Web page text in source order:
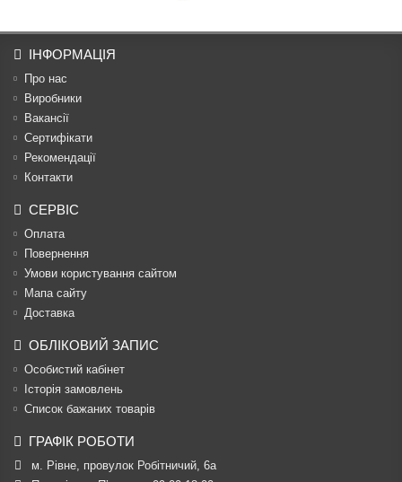
ІНФОРМАЦІЯ
Про нас
Виробники
Вакансії
Сертифікати
Рекомендації
Контакти
СЕРВІС
Оплата
Повернення
Умови користування сайтом
Мапа сайту
Доставка
ОБЛІКОВИЙ ЗАПИС
Особистий кабінет
Історія замовлень
Список бажаних товарів
ГРАФІК РОБОТИ
м. Рівне, провулок Робітничий, 6а